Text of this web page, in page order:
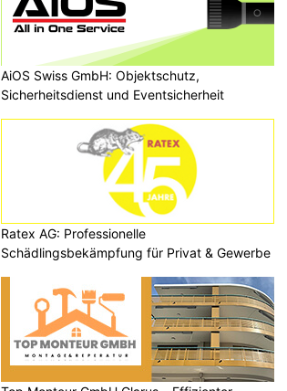
AiOS Swiss GmbH: Objektschutz,
Sicherheitsdienst und Eventsicherheit
Ratex AG: Professionelle
Schädlingsbekämpfung für Privat & Gewerbe